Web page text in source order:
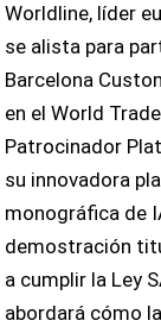
Worldline, líder
se alista para
Barcelona
en el World
Patrocinador
su innovadora
monográfica de
demostración
a cumplir la Ley
abordará cómo